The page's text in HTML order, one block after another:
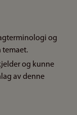
og
temaet.
og kunne
av denne